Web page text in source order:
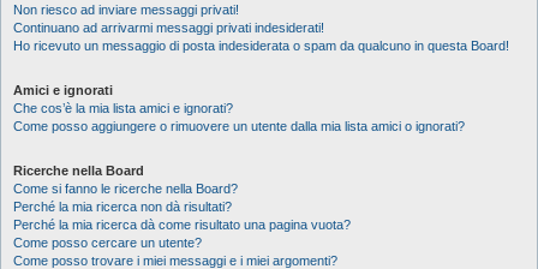
Non riesco ad inviare messaggi privati!
Continuano ad arrivarmi messaggi privati indesiderati!
Ho ricevuto un messaggio di posta indesiderata o spam da qualcuno in questa Board!
Amici e ignorati
Che cos’è la mia lista amici e ignorati?
Come posso aggiungere o rimuovere un utente dalla mia lista amici o ignorati?
Ricerche nella Board
Come si fanno le ricerche nella Board?
Perché la mia ricerca non dà risultati?
Perché la mia ricerca dà come risultato una pagina vuota?
Come posso cercare un utente?
Come posso trovare i miei messaggi e i miei argomenti?